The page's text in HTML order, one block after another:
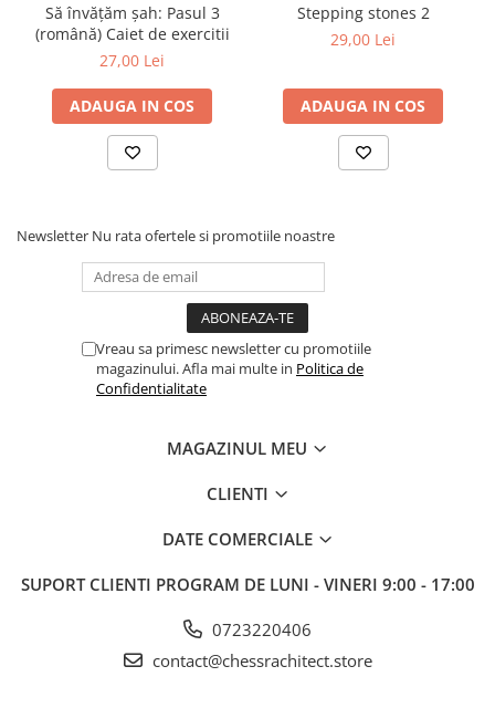
Să învățăm șah: Pasul 3
(română) Caiet de exercitii
27,00 Lei
ADAUGA IN COS
Stepping stones 2
29,00 Lei
ADAUGA IN COS
Newsletter Nu rata ofertele si promotiile noastre
Vreau sa primesc newsletter cu promotiile
magazinului. Afla mai multe in Politica de
Confidentialitate
MAGAZINUL MEU
CLIENTI
DATE COMERCIALE
SUPORT CLIENTI PROGRAM DE LUNI - VINERI 9:00 - 17:00
0723220406
contact@chessrachitect.store